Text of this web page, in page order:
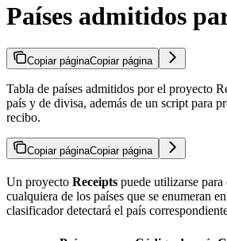
Países admitidos
Copiar páginaCopiar página
Tabla de países admitidos por el proyecto
país y de divisa, además de un script para
recibo.
Copiar páginaCopiar página
Un proyecto Receipts puede utilizarse
cualquiera de los países que se enumeran
clasificador detectará el país